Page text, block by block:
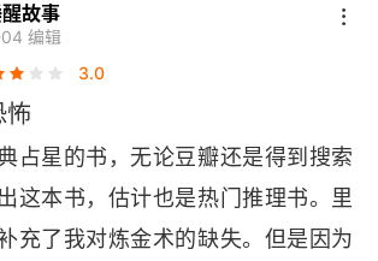
料。对轨迹的解释非常全面和细
觉。作者在文中说这个案子，让全
探想了 40 年都没能破解。看完确
，可能是因为我读的推理小说太少
样的案子确实能够把所有人卡住 4
故事
编辑
3.0
怖
占星的书，无论豆瓣还是得到搜索
这本书，估计也是热门推理书。里
充了我对炼金术的缺失。但是因为